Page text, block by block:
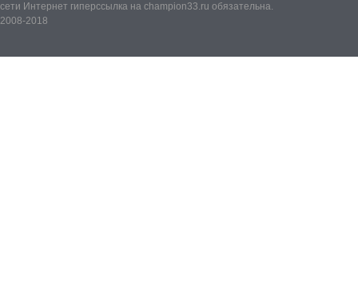
сети Интернет гиперссылка на champion33.ru обязательна.
2008-2018